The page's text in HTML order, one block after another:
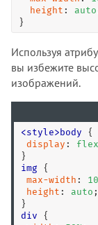
height : auto
}
Используя
вы избежите
изображений.
<style> body {
display : flex
img {
max-width :
height : auto ;
div {